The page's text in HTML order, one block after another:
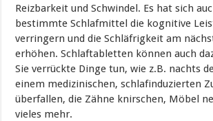
Reizbarkeit und Schwindel. Es hat sich
bestimmte Schlafmittel die kognitive
verringern und die Schläfrigkeit am
erhöhen. Schlaftabletten können auch
Sie verrückte Dinge tun, wie z.B. nachts
einem medizinischen, schlafinduzierten
überfallen, die Zähne knirschen, Möbel
vieles mehr.